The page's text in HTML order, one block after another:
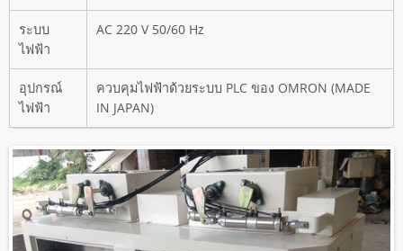
ระบบ
ไฟฟ้า
AC 220 V 50/60 Hz
อุปกรณ์
ไฟฟ้า
ควบคุมไฟฟ้าด้วยระบบ PLC ของ OMRON (MADE
IN JAPAN)